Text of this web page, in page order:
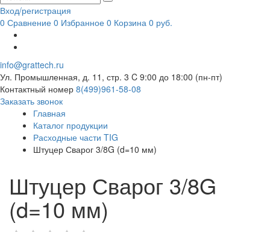
Вход/регистрация
0 Сравнение 0 Избранное 0 Корзина 0 руб.
info@grattech.ru
Ул. Промышленная, д. 11, стр. 3 C 9:00 до 18:00 (пн-пт)
Контактный номер 8(499)961-58-08
Заказать звонок
Главная
Каталог продукции
Расходные части TIG
Штуцер Сварог 3/8G (d=10 мм)
Штуцер Сварог 3/8G
(d=10 мм)